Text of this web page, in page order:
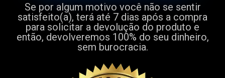
Se por algum motivo você não se sentir
satisfeito(a), terá até 7 dias após a compra
para solicitar a devolução do produto e
então, devolveremos 100% do seu dinheiro,
sem burocracia.